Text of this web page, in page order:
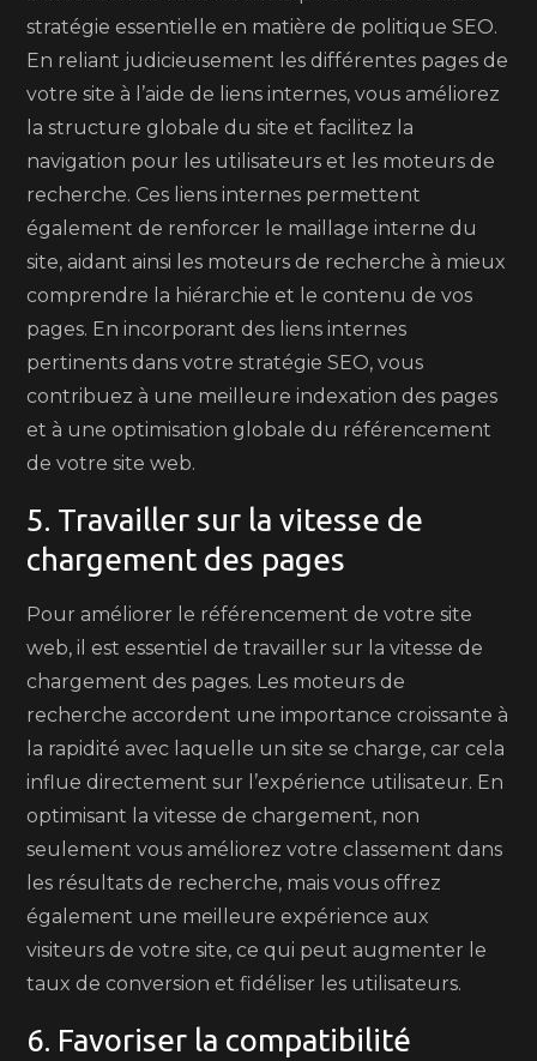
stratégie essentielle en matière de politique SEO.
En reliant judicieusement les différentes pages de
votre site à l’aide de liens internes, vous améliorez
la structure globale du site et facilitez la
navigation pour les utilisateurs et les moteurs de
recherche. Ces liens internes permettent
également de renforcer le maillage interne du
site, aidant ainsi les moteurs de recherche à mieux
comprendre la hiérarchie et le contenu de vos
pages. En incorporant des liens internes
pertinents dans votre stratégie SEO, vous
contribuez à une meilleure indexation des pages
et à une optimisation globale du référencement
de votre site web.
5. Travailler sur la vitesse de
chargement des pages
Pour améliorer le référencement de votre site
web, il est essentiel de travailler sur la vitesse de
chargement des pages. Les moteurs de
recherche accordent une importance croissante à
la rapidité avec laquelle un site se charge, car cela
influe directement sur l’expérience utilisateur. En
optimisant la vitesse de chargement, non
seulement vous améliorez votre classement dans
les résultats de recherche, mais vous offrez
également une meilleure expérience aux
visiteurs de votre site, ce qui peut augmenter le
taux de conversion et fidéliser les utilisateurs.
6. Favoriser la compatibilité